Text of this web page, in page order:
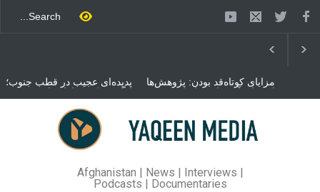
پدیده‌ای عجیب در قطب جنوب؛
پنگوئنی که هزاران بار در روز
می‌خوابد
مزایای کوتاه‌قد بودن: پژوهش‌ها
از فواید آن برای سلامتی
می‌گویند
محمدباقر قالیباف، رئیس
مجلس ایران، با انتقاد تند از
سیاست‌های دونالد ترمپ اعلام
کرد که واشنگتن تلاش دارد با
روند گفتگوها را از مسیر
مذاکره به سمت تسلیم سوق
دهد.
Afghanistan | News | Interviews |
Podcasts | Documentaries